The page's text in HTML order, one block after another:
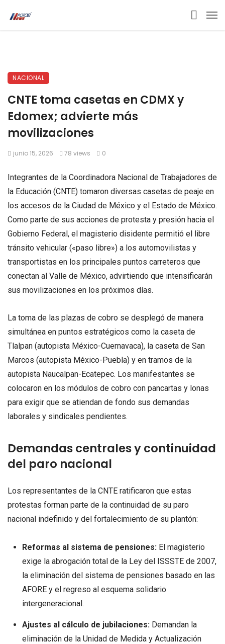
NACIONAL
CNTE toma casetas en CDMX y
Edomex; advierte más
movilizaciones
junio 15, 2026 78 views 0
Integrantes de la Coordinadora Nacional de Trabajadores de
la Educación (CNTE) tomaron diversas casetas de peaje en
los accesos de la Ciudad de México y el Estado de México.
Como parte de sus acciones de protesta y presión hacia el
Gobierno Federal, el magisterio disidente permitió el libre
tránsito vehicular («paso libre») a los automovilistas y
transportistas en los principales puntos carreteros que
conectan al Valle de México, advirtiendo que intensificarán
sus movilizaciones en los próximos días.
La toma de las plazas de cobro se desplegó de manera
simultánea en puntos estratégicos como la caseta de
Tlalpan (autopista México-Cuernavaca), la caseta de San
Marcos (autopista México-Puebla) y en tramos de la
autopista Naucalpan-Ecatepec. Los manifestantes se
colocaron en los módulos de cobro con pancartas y lonas
para exigir que se atiendan de fondo sus demandas
laborales y sindicales pendientes.
Demandas centrales y continuidad
del paro nacional
Los representantes de la CNTE ratificaron que estas
protestas forman parte de la continuidad de su paro
nacional indefinido y del fortalecimiento de su plantón:
Reformas al sistema de pensiones:El magisterio
exige la abrogación total de la Ley del ISSSTE de 2007,
la eliminación del sistema de pensiones basado en las
AFORE y el regreso al esquema solidario
intergeneracional.
Ajustes al cálculo de jubilaciones:Demandan la
eliminación de la Unidad de Medida y Actualización